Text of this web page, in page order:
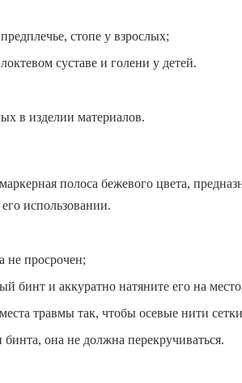
стопе у взрослых;
суставе и голени у детей.
в изделии материалов.
полоса бежевого цвета,
использовании.
не просрочен;
бинт и аккуратно натяните его на
травмы так, чтобы осевые нити
она не должна перекручиваться.